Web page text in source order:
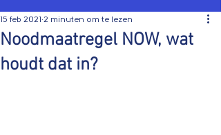
Noodmaatregel NOW, wat
houdt dat in?
15 feb 2021 2 minuten om te lezen